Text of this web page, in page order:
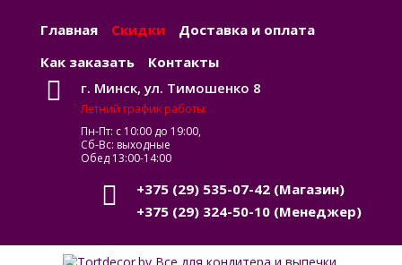
Главная Скидки
Доставка и оплата
Как заказать
Контакты
г. Минск, ул. Тимошенко 8
Летний график работы:
Пн-Пт: с 10:00 до 19:00,
Сб-Вс: выходные
Обед 13:00-14:00
+375 (29) 535-07-42 (Магазин)
+375 (29) 324-50-10 (Менеджер)